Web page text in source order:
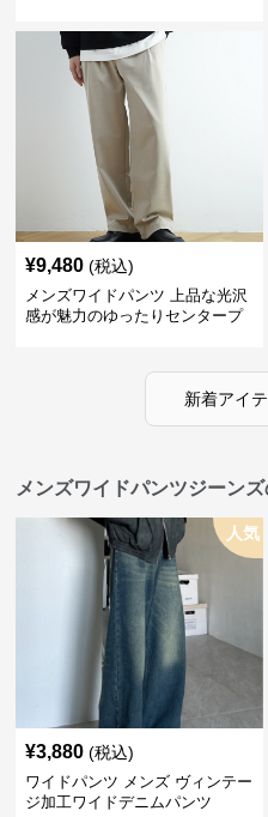
¥9,480 (税込)
メンズワイドパンツ 上品な光沢
感が魅力のゆったりセンタープ
新着アイ
メンズワイドパンツジーン
人気
¥3,880 (税込)
ワイドパンツ メンズ ヴィンテー
ジ加工ワイドデニムパンツ